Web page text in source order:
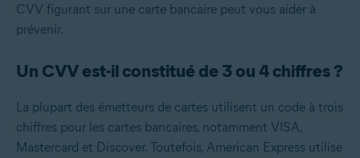
CVV figurant sur une carte bancaire peut vous aider à
prévenir.
Un CVV est-il constitué de 3 ou 4 chiffres ?
La plupart des émetteurs de cartes utilisent un code à trois
chiffres pour les cartes bancaires, notamment VISA,
Mastercard et Discover. Toutefois, American Express utilise